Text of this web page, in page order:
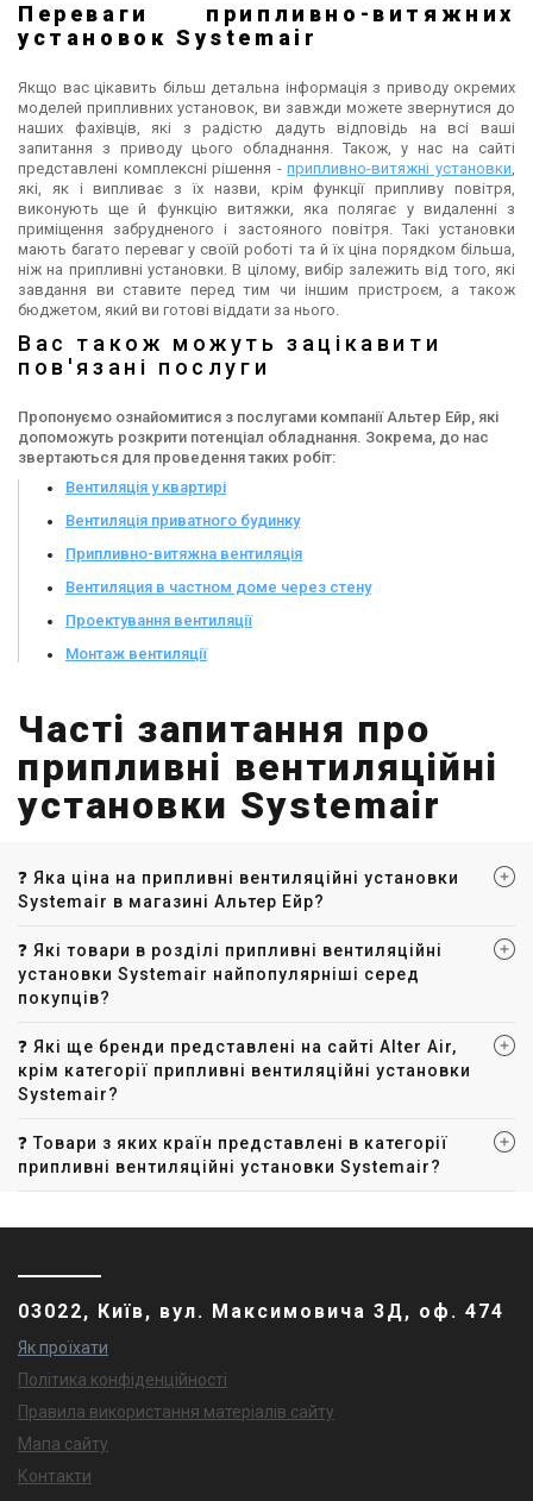
Переваги припливно-витяжних
установок Systemair
Якщо вас цікавить більш детальна інформація з приводу окремих
моделей припливних установок, ви завжди можете звернутися до
наших фахівців, які з радістю дадуть відповідь на всі ваші
запитання з приводу цього обладнання. Також, у нас на сайті
представлені комплексні рішення -припливно-витяжні установки,
які, як і випливає з їх назви, крім функції припливу повітря,
виконують ще й функцію витяжки, яка полягає у видаленні з
приміщення забрудненого і застояного повітря. Такі установки
мають багато переваг у своїй роботі та й їх ціна порядком більша,
ніж на припливні установки. В цілому, вибір залежить від того, які
завдання ви ставите перед тим чи іншим пристроєм, а також
бюджетом, який ви готові віддати за нього.
Вас також можуть зацікавити
пов'язані послуги
Пропонуємо ознайомитися з послугами компанії Альтер Ейр, які
допоможуть розкрити потенціал обладнання. Зокрема, до нас
звертаються для проведення таких робіт:
Вентиляція у квартирі
Вентиляція приватного будинку
Припливно-витяжна вентиляція
Вентиляция в частном доме через стену
Проектування вентиляції
Монтаж вентиляції
Часті запитання про
припливні вентиляційні
установки Systemair
❓ Яка ціна на припливні вентиляційні установки
Systemair в магазині Альтер Ейр?
❓ Які товари в розділі припливні вентиляційні
установки Systemair найпопулярніші серед
покупців?
❓ Які ще бренди представлені на сайті Alter Air,
крім категорії припливні вентиляційні установки
Systemair?
❓ Товари з яких країн представлені в категорії
припливні вентиляційні установки Systemair?
03022, Київ, вул. Максимовича 3Д, оф. 474
Як проїхати
Політика конфіденційності
Правила використання матеріалів сайту
Мапа сайту
Контакти